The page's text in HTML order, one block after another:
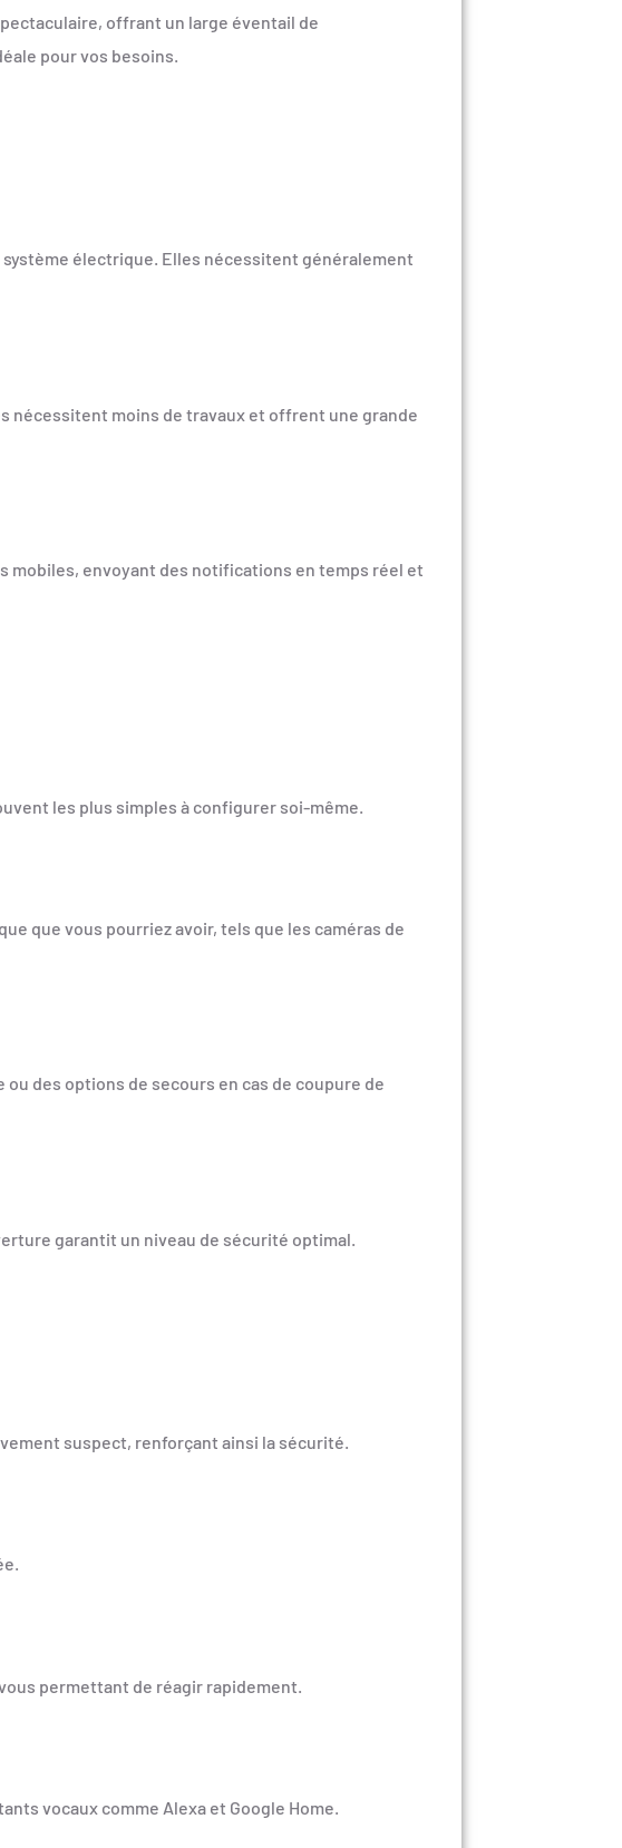
offrant un large éventail de
pour vos besoins.
électrique. Elles nécessitent généralement
nécessitent moins de travaux et offrent une grande
mobiles, envoyant des notifications en temps réel et
les plus simples à configurer soi-même.
que vous pourriez avoir, tels que les caméras de
des options de secours en cas de coupure de
garantit un niveau de sécurité optimal.
suspect, renforçant ainsi la sécurité.
permettant de réagir rapidement.
vocaux comme Alexa et Google Home.